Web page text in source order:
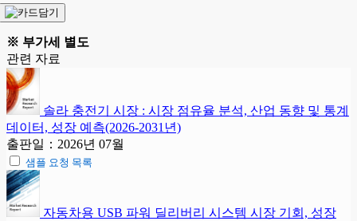
※ 부가세 별도
관련 자료
솔라 충전기 시장 : 시장 점유율 분석, 산업 동향 및 통계
데이터, 성장 예측(2026-2031년)
출판일：2026년 07월
샘플 요청 목록
자동차용 USB 파워 딜리버리 시스템 시장 기회, 성장